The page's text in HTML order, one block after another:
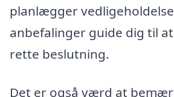
planlægger
anbefalinger guide dig til
rette beslutning.
Det er også værd at